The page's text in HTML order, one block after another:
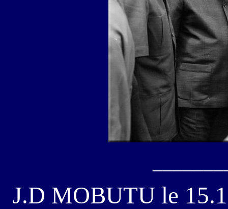
J.D MOBUTU le